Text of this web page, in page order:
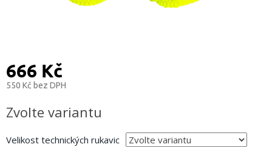
666 Kč
550 Kč bez DPH
cena:
Zvolte variantu
Velikost technických rukavic